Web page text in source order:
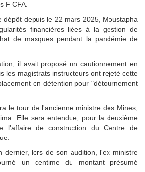
F CFA.
dépôt depuis le 22 mars 2025, Moustapha
financières liées à la gestion de
de masques pendant la pandémie de
il avait proposé un cautionnement en
les magistrats instructeurs ont rejeté cette
en détention pour "détournement
le tour de l'ancienne ministre des Mines,
Elle sera entendue, pour la deuxième
l'affaire de construction du Centre de
dernier, lors de son audition, l'ex ministre
un centime du montant présumé